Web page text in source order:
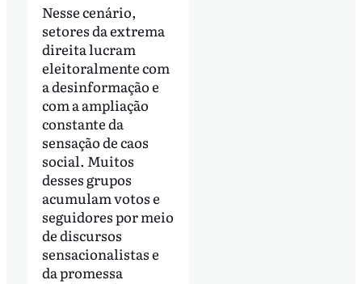
Nesse cenário,
setores da extrema
direita lucram
eleitoralmente com
a desinformação e
com a ampliação
constante da
sensação de caos
social. Muitos
desses grupos
acumulam votos e
seguidores por meio
de discursos
sensacionalistas e
da promessa